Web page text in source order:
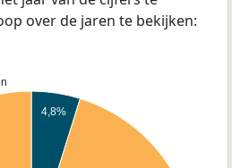
over de jaren te bekijken:
4,8%